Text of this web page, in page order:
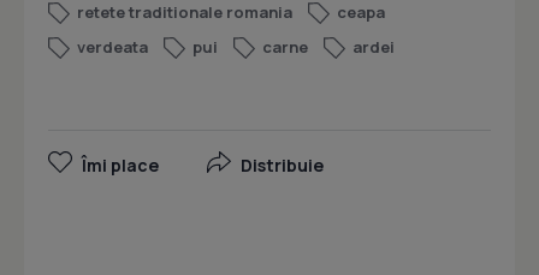
retete traditionale romania
ceapa
verdeata
pui carne ardei
Îmi place Distribuie